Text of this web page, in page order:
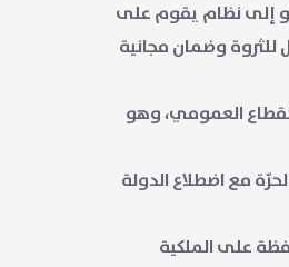
إلى نظام يقوم على
للثروة وضمان مجانية
العمومي، وهو
مع اضطلاع الدولة
على الملكية